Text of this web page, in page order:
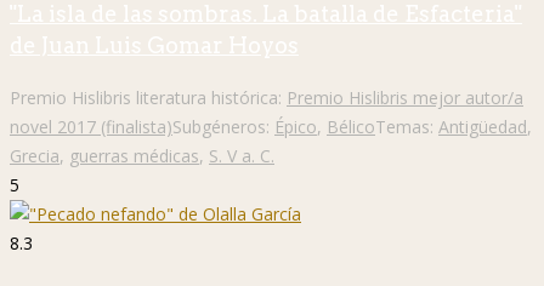
"La isla de las sombras. La batalla de Esfacteria"
de Juan Luis Gomar Hoyos
Premio Hislibris literatura histórica: Premio Hislibris mejor autor/a
novel 2017 (finalista)Subgéneros: Épico, BélicoTemas: Antigüedad,
Grecia, guerras médicas, S. V a. C.
5
8.3